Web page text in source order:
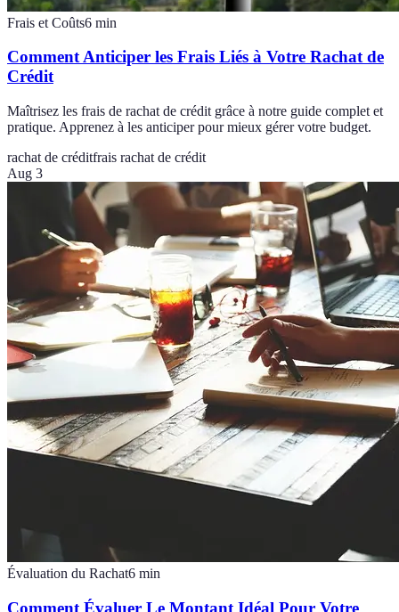
Frais et Coûts6 min
Comment Anticiper les Frais Liés à Votre Rachat de
Crédit
Maîtrisez les frais de rachat de crédit grâce à notre guide complet et
pratique. Apprenez à les anticiper pour mieux gérer votre budget.
rachat de créditfrais rachat de crédit
Aug 3
Évaluation du Rachat6 min
Comment Évaluer Le Montant Idéal Pour Votre